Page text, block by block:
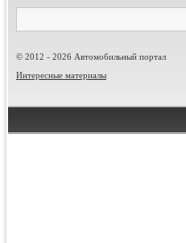
© 2012 - 2026 Автомобильный портал
Интересные материалы